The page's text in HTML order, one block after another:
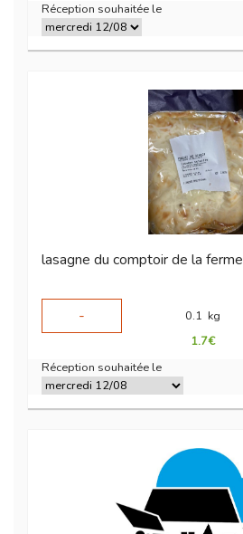
Réception souhaitée le
lasagne du comptoir de la ferme
-
0.1 kg
1.7€
Réception souhaitée le